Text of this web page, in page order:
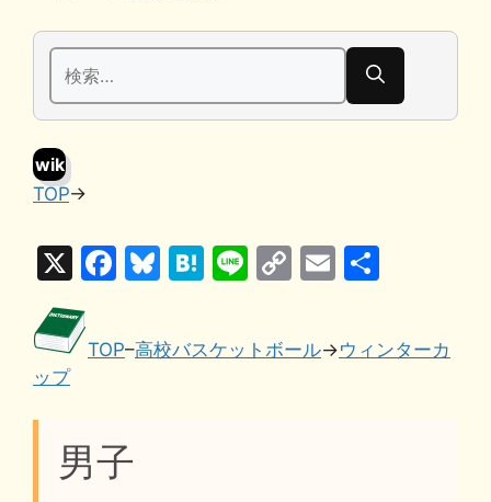
検
索:
wik
i
TOP→
X
F
c
e
o
o
Bl
e
s
H
e
n
Li
e
C
p
y
E
ai
l
TOP–高校バスケットボール→ウィンターカ
ップ
男子